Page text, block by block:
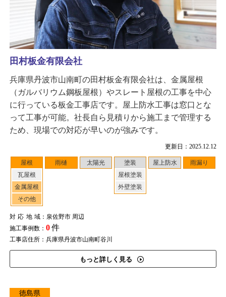
更新日：2025.12.12
屋根
瓦屋根
金属屋根
その他
雨樋 太陽光
塗装
屋根塗装
外壁塗装
屋上防水 雨漏り
対応地域：泉佐野市 周辺
施工事例数： 0件
工事店住所：兵庫県丹波市山南町谷川
もっと詳しく見る
田村板金有限会社
兵庫県丹波市山南町の田村板金有限会社は、金属屋根
（ガルバリウム鋼板屋根）やスレート屋根の工事を中心
に行っている板金工事店です。屋上防水工事は窓口とな
って工事が可能。社長自ら見積りから施工まで管理する
ため、現場での対応が早いのが強みです。
徳島県